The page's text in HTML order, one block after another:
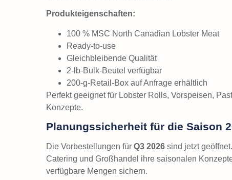
Produkteigenschaften:
100 % MSC North Canadian Lobster Meat
Ready-to-use
Gleichbleibende Qualität
2-lb-Bulk-Beutel verfügbar
200-g-Retail-Box auf Anfrage erhältlich
Perfekt geeignet für Lobster Rolls, Vorspeisen,
Konzepte.
Planungssicherheit für die Saison
Die Vorbestellungen für Q3 2026 sind jetzt
Catering und Großhandel ihre saisonalen
verfügbare Mengen sichern.